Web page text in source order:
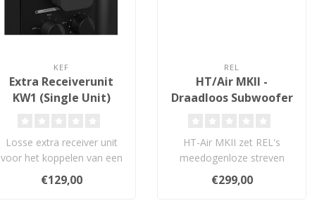
KEF
Extra Receiverunit
KW1 (Single Unit)
Losse extra receiver unit
voor het koppelen van een
extra Subwoofer. Werkt
samen..
€129,00
REL
HT/Air MKII -
Draadloos Subwoofer
HT-Air MKII zet REL's
meedogenloze streven
voort om de hoogste
prestaties, het b..
€299,00